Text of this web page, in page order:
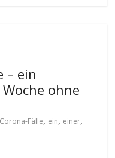
– ein
ohne
Corona-Fälle, ein, einer,